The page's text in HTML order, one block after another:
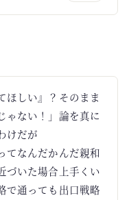
ほしい』？そのまま
ゃない！」論を真に
けだが
てなんだかんだ親和
づいた場合上手くい
で通っても出口戦略